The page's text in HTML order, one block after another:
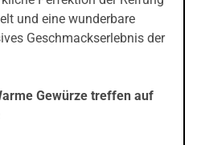
und eine wunderbare
Geschmackserlebnis der
Gewürze treffen auf